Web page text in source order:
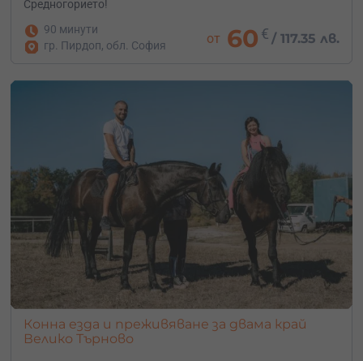
Средногорието!
90 минути
гр. Пирдоп, обл. София
от 60 € / 117.35 лв.
Конна езда и преживяване за двама край
Велико Търново